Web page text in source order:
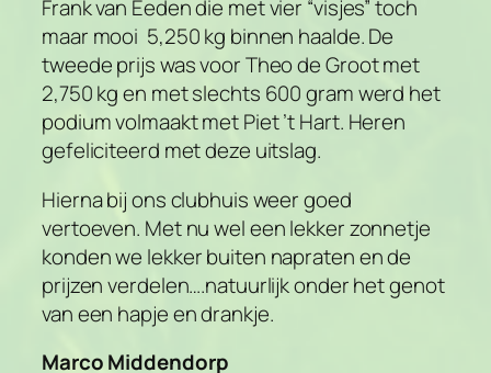
Frank van Eeden die met vier “visjes” toch
maar mooi 5,250 kg binnen haalde. De
tweede prijs was voor Theo de Groot met
2,750 kg en met slechts 600 gram werd het
podium volmaakt met Piet ’t Hart. Heren
gefeliciteerd met deze uitslag.
Hierna bij ons clubhuis weer goed
vertoeven. Met nu wel een lekker zonnetje
konden we lekker buiten napraten en de
prijzen verdelen….natuurlijk onder het genot
van een hapje en drankje.
Marco Middendorp